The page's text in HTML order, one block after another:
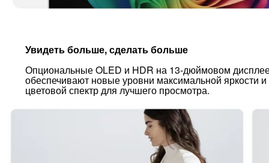
Увидеть больше, сделать больше
Опциональные OLED и HDR на 13-дюймовом
обеспечивают новые уровни максимальной яркости
цветовой спектр для лучшего просмотра.